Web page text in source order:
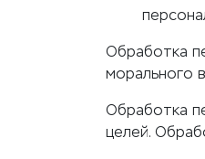
Обработка
морального
Обработка
целей.